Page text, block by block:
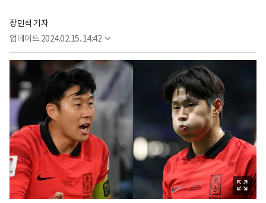
장민석 기자
업데이트 2024.02.15. 14:42